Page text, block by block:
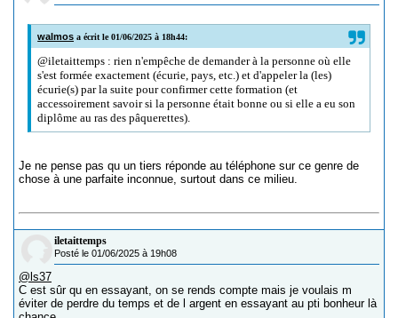
walmos a écrit le 01/06/2025 à 18h44:
@iletaittemps : rien n'empêche de demander à la personne où elle
s'est formée exactement (écurie, pays, etc.) et d'appeler la (les)
écurie(s) par la suite pour confirmer cette formation (et
accessoirement savoir si la personne était bonne ou si elle a eu son
diplôme au ras des pâquerettes).
Je ne pense pas qu un tiers réponde au téléphone sur ce genre de
chose à une parfaite inconnue, surtout dans ce milieu.
iletaittemps
Posté le 01/06/2025 à 19h08
@ls37
C est sûr qu en essayant, on se rends compte mais je voulais m
éviter de perdre du temps et de l argent en essayant au pti bonheur là